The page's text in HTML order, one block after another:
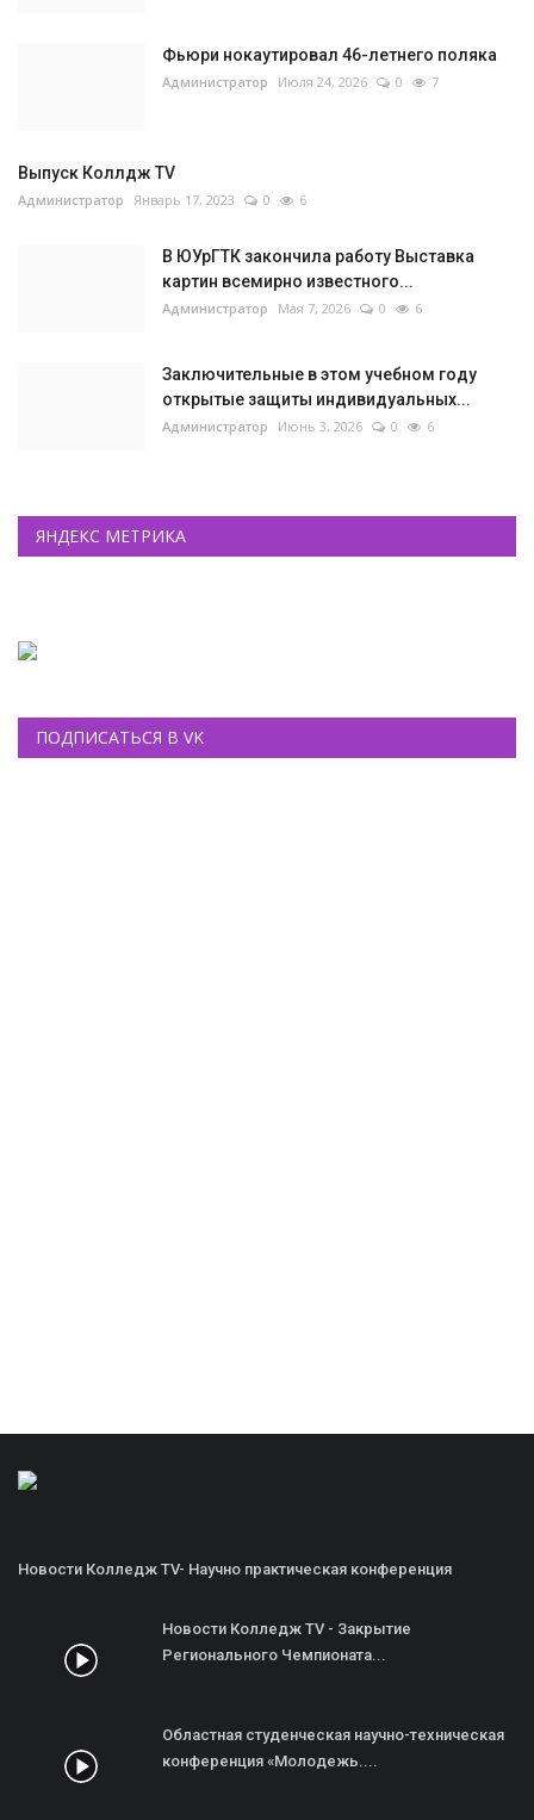
Фьюри нокаутировал 46-летнего поляка
Администратор Июля 24, 2026 0 7
Выпуск Коллдж TV
Администратор Январь 17, 2023 0 6
В ЮУрГТК закончила работу Выставка
картин всемирно известного...
Администратор Мая 7, 2026 0 6
Заключительные в этом учебном году
открытые защиты индивидуальных...
Администратор Июнь 3, 2026 0 6
ЯНДЕКС МЕТРИКА
ПОДПИСАТЬСЯ В VK
Новости Колледж TV- Научно практическая конференция
Новости Колледж TV - Закрытие
Регионального Чемпионата...
Областная студенческая научно-техническая
конференция «Молодежь....